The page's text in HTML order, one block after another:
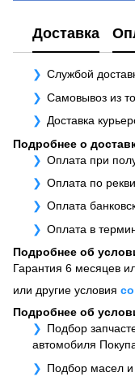
Доставка
Службой
Самовывоз из
Доставка
Подробнее о
Оплата при
Оплата по
Оплата
Оплата в
Подробнее об
Гарантия 6 месяцев
или другие условия
Подробнее об
Подбор
автомобиля
Подбор масел и